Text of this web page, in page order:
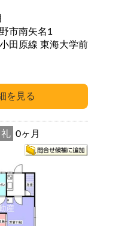
市南矢名1
田原線 東海大学前
礼 0ヶ月